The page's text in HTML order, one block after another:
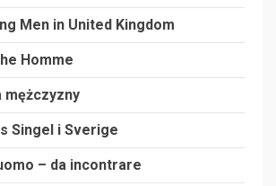
Men in United Kingdom
Homme
mężczyzny
Singel i Sverige
– da incontrare